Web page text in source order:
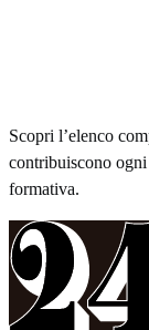
Scopri l’elenco
contribuiscono
formativa.